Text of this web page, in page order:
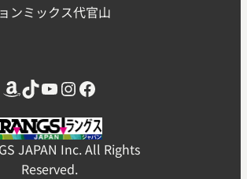
ンミックス代官山
Amazon TikTok YouTube InstagramFacebook
JAPAN Inc. All Rights
Reserved.